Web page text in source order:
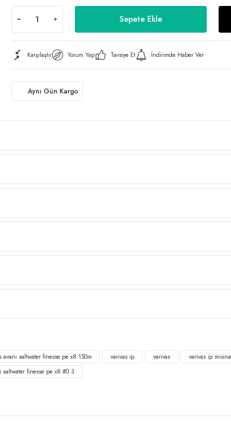
Sepete Ekle
Karşılaştır Yorum Yap Tavsiye Et İndirimde Haber Ver
Aynı Gün Kargo
avani saltwater finesse pe x8 150m varivas ip varivas
varivas ip misina
saltwater finesse pe x8 #0.3